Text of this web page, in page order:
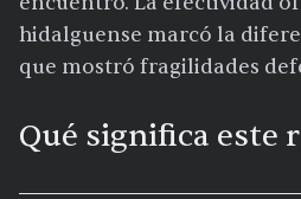
hidalguense marcó la
que mostró fragilidades
Qué significa este